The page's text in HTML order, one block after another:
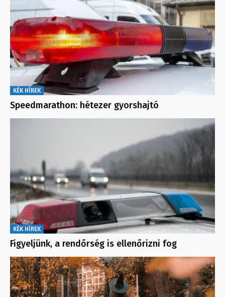
KÉK HÍREK
Speedmarathon: hétezer gyorshajtó
KÉK HÍREK
Figyeljünk, a rendőrség is ellenőrizni fog